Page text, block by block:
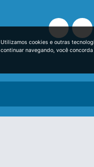
Utilizamos cookies e outras
continuar navegando, você